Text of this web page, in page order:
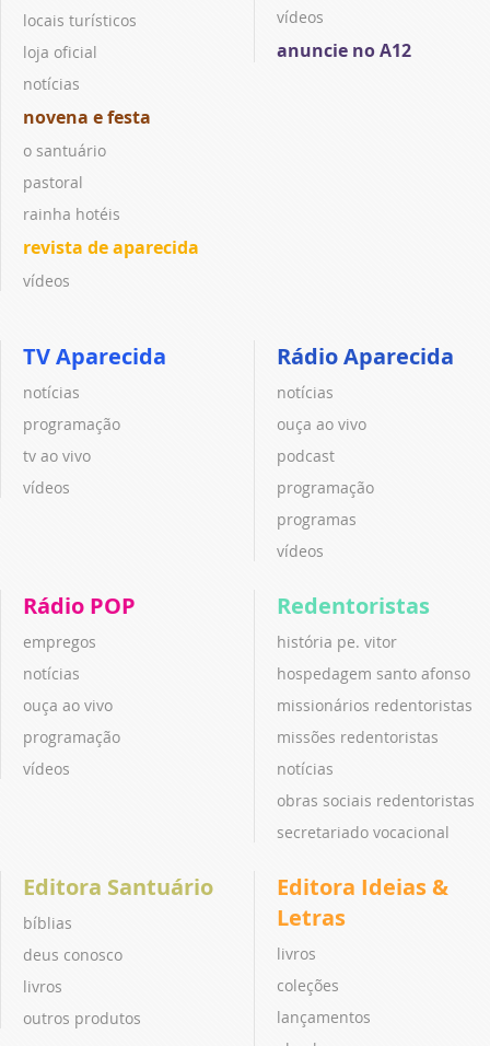
locais turísticos
loja oficial
notícias
novena e festa
o santuário
pastoral
rainha hotéis
revista de aparecida
vídeos
vídeos
anuncie no A12
TV Aparecida
notícias
programação
tv ao vivo
vídeos
Rádio Aparecida
notícias
ouça ao vivo
podcast
programação
programas
vídeos
Rádio POP
empregos
notícias
ouça ao vivo
programação
vídeos
Redentoristas
história pe. vitor
hospedagem santo afonso
missionários redentoristas
missões redentoristas
notícias
obras sociais redentoristas
secretariado vocacional
Editora Santuário
bíblias
deus conosco
livros
outros produtos
Editora Ideias &
Letras
livros
coleções
lançamentos